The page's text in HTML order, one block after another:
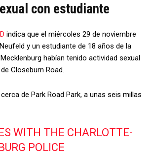
con estudiante
indica que el miércoles 29 de noviembre
y un estudiante de 18 años de la
habían tenido actividad sexual
Closeburn Road.
de Park Road Park, a unas seis millas
WITH THE CHARLOTTE-
POLICE